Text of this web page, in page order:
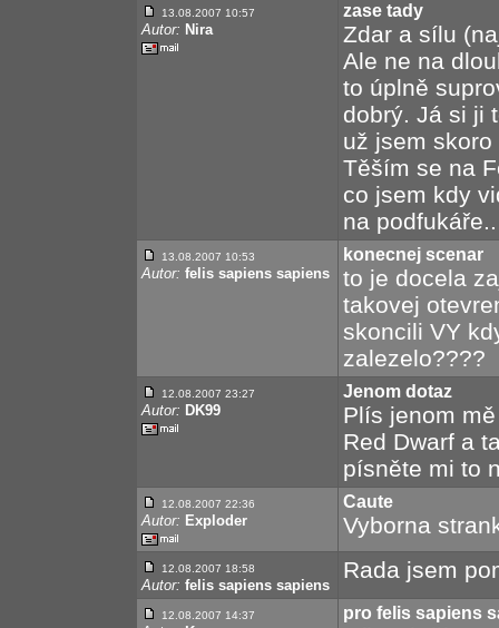
13.08.2007 10:57
Autor: Nira
zase tady
Zdar a sílu
Ale ne na
to úplně
dobrý. Já si ji
už jsem
Těším se na
co jsem kdy
na podfukáře..
13.08.2007 10:53
Autor: felis sapiens sapiens
konecnej scenar
to je docela
takovej
skoncili VY
zalezelo????
12.08.2007 23:27
Autor: DK99
Jenom dotaz
Plís jenom
Red Dwarf a
písněte mi to
12.08.2007 22:36
Autor: Exploder
Caute
Vyborna
12.08.2007 18:58
Autor: felis sapiens sapiens
Rada jsem
12.08.2007 14:37 pro felis sapiens